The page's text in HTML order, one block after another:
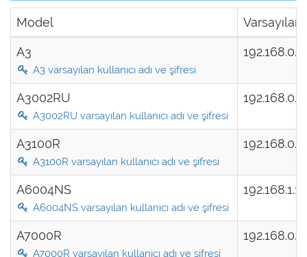
Model Varsayılan
A3
A3 varsayılan kullanıcı adı ve şifresi
A3002RU
A3002RU varsayılan kullanıcı adı ve şifresi
A3100R
A3100R varsayılan kullanıcı adı ve şifresi
A6004NS
A6004NS varsayılan kullanıcı adı ve şifresi
192.168.1.1
A7000R
A7000R varsayılan kullanıcı adı ve şifresi